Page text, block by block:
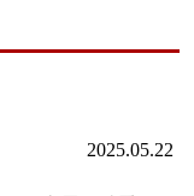
2025.05.22